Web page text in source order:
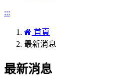
:::
首頁
最新消息
最新消息